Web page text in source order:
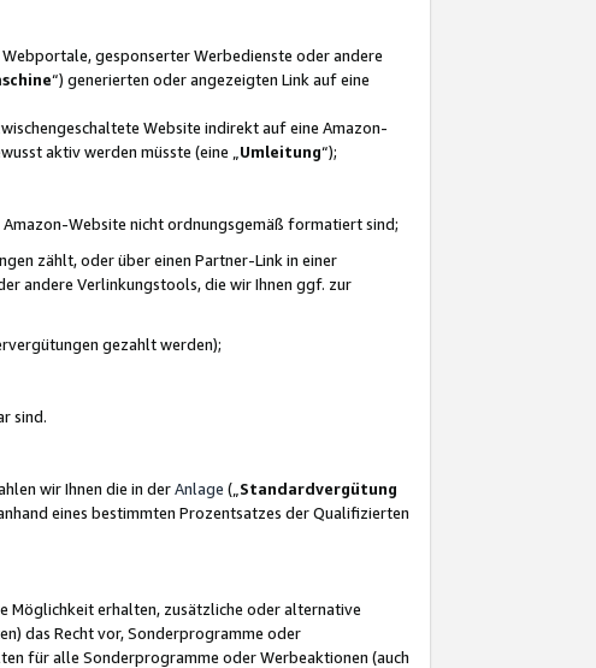
gesponserter Werbedienste oder andere
“) generierten oder angezeigten Link auf eine
Website indirekt auf eine Amazon-
aktiv werden müsste (eine „ Umleitung“);
Website nicht ordnungsgemäß formatiert sind;
zählt, oder über einen Partner-Link in einer
andere Verlinkungstools, die wir Ihnen ggf. zur
gezahlt werden);
sind.
wir Ihnen die in derAnlage („ Standardvergütung
eines bestimmten Prozentsatzes der Qualifizierten
Möglichkeit erhalten, zusätzliche oder alternative
das Recht vor, Sonderprogramme oder
für alle Sonderprogramme oder Werbeaktionen (auch